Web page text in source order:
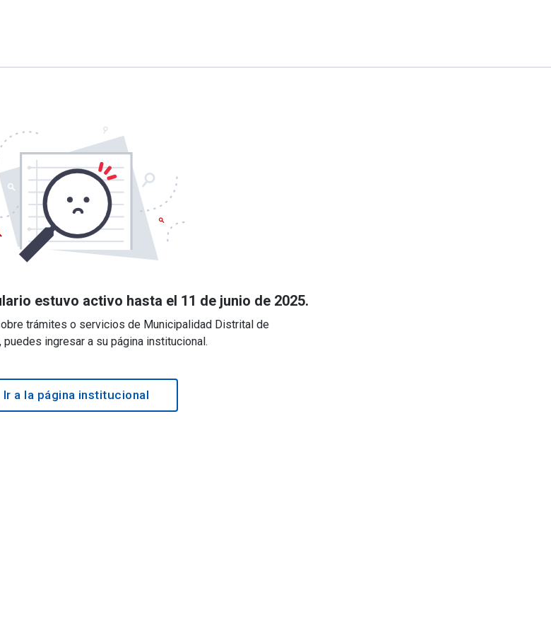
estuvo activo hasta el 11 de junio de 2025.
trámites o servicios de Municipalidad Distrital de
puedes ingresar a su página institucional.
Ir a la página institucional